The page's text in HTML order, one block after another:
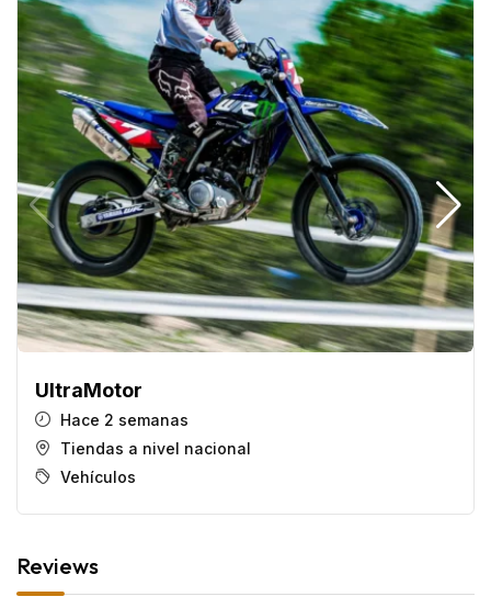
UltraMotor
Hace 2 semanas
Tiendas a nivel nacional
Vehículos
Reviews